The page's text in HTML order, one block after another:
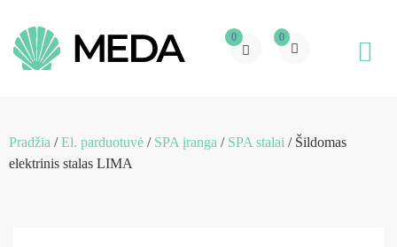
0 0
Pradžia /El. parduotuvė / SPA įranga / SPA stalai / Šildomas
elektrinis stalas LIMA